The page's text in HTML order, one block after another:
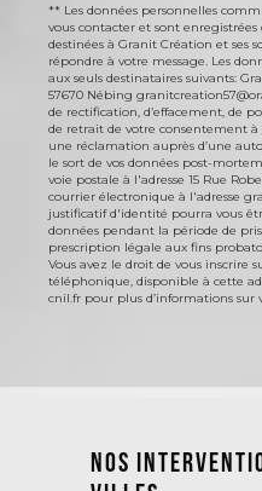
** Les données personnelles
vous contacter et sont
destinées à Granit Création et ses
répondre à votre message. Les
aux seuls destinataires suivants:
57670 Nébing
de rectification, d’effacement, de
de retrait de votre consentement
une réclamation auprès d’une
le sort de vos données post-
voie postale à l'adresse 15 Rue
courrier électronique à l'adresse
justificatif d'identité pourra vous
données pendant la période de
prescription légale aux fins
Vous avez le droit de vous inscrire
téléphonique, disponible à cette
cnil.fr pour plus d’informations sur
Nos